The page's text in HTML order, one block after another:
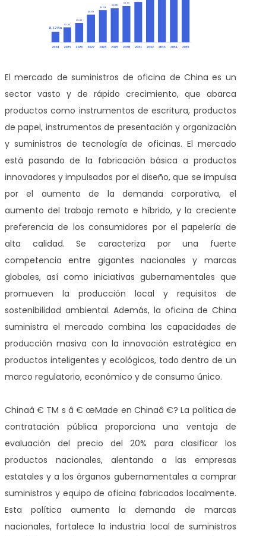
El mercado de suministros de oficina de China es un
sector vasto y de rápido crecimiento, que abarca
productos como instrumentos de escritura, productos
de papel, instrumentos de presentación y organización
y suministros de tecnología de oficinas. El mercado
está pasando de la fabricación básica a productos
innovadores y impulsados por el diseño, que se impulsa
por el aumento de la demanda corporativa, el
aumento del trabajo remoto e híbrido, y la creciente
preferencia de los consumidores por el papelería de
alta calidad. Se caracteriza por una fuerte
competencia entre gigantes nacionales y marcas
globales, así como iniciativas gubernamentales que
promueven la producción local y requisitos de
sostenibilidad ambiental. Además, la oficina de China
suministra el mercado combina las capacidades de
producción masiva con la innovación estratégica en
productos inteligentes y ecológicos, todo dentro de un
marco regulatorio, económico y de consumo único.
Chinaâ € TM s â € œMade en Chinaâ €? La política de
contratación pública proporciona una ventaja de
evaluación del precio del 20% para clasificar los
productos nacionales, alentando a las empresas
estatales y a los órganos gubernamentales a comprar
suministros y equipo de oficina fabricados localmente.
Esta política aumenta la demanda de marcas
nacionales, fortalece la industria local de suministros